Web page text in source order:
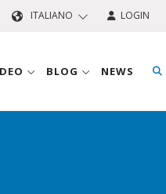
ITALIANO LOGIN
BLOG NEWS